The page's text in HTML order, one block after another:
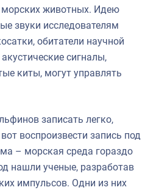
морских животных. Идею
звуки исследователям
обитатели научной
сигналы,
киты, могут управлять
записать легко,
воспроизвести запись под
– морская среда гораздо
нашли ученые, разработав
импульсов. Одни из них